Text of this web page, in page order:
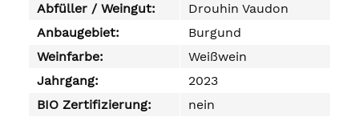
Abfüller / Weingut:
Drouhin Vaudon
Anbaugebiet:
Burgund
Weinfarbe:
Weißwein
Jahrgang:
2023
BIO Zertifizierung:
nein